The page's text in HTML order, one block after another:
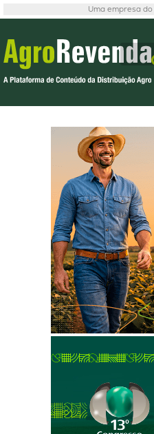
Uma empresa do